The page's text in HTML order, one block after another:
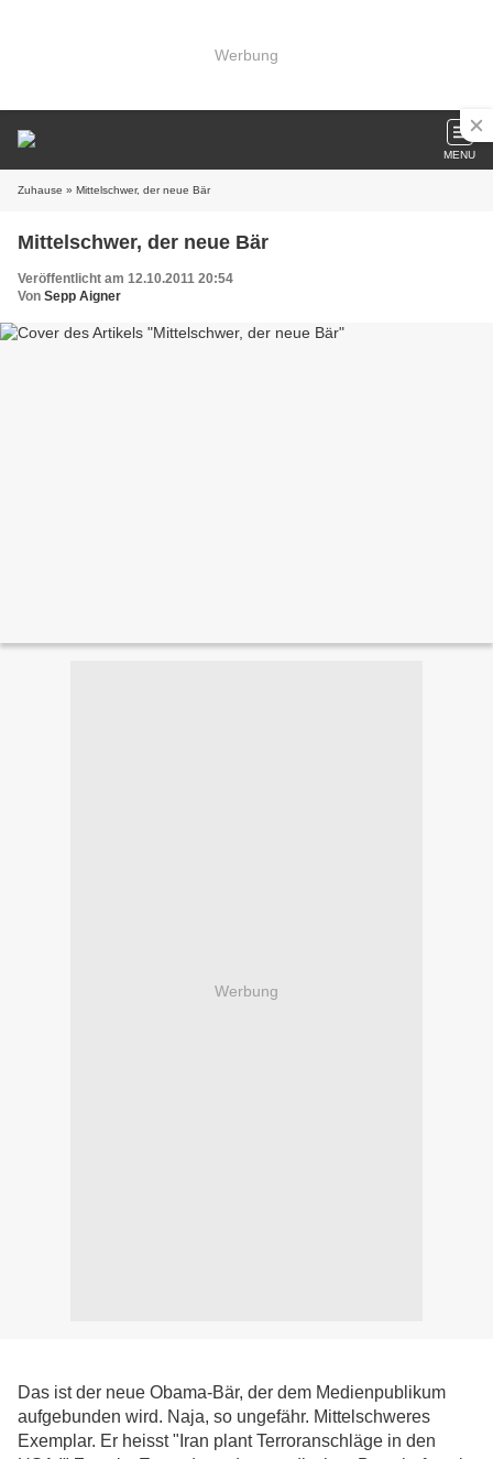
Werbung
MENU
Zuhause » Mittelschwer, der neue Bär
Mittelschwer, der neue Bär
Veröffentlicht am 12.10.2011 20:54
Von Sepp Aigner
Werbung
Das ist der neue Obama-Bär, der dem Medienpublikum
aufgebunden wird. Naja, so ungefähr. Mittelschweres
Exemplar. Er heisst "Iran plant Terroranschläge in den